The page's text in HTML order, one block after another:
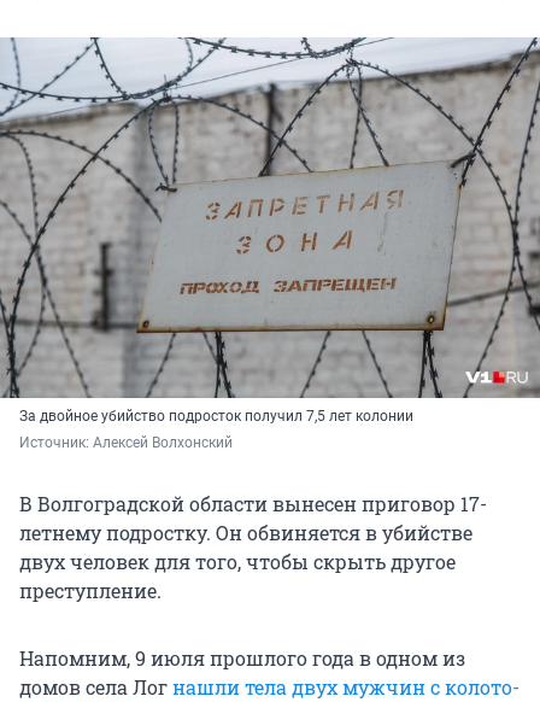
За двойное убийство подросток получил 7,5 лет колонии
Источник: Алексей Волхонский
В Волгоградской области вынесен приговор 17-
летнему подростку. Он обвиняется в убийстве
двух человек для того, чтобы скрыть другое
преступление.
Напомним, 9 июля прошлого года в одном из
домов села Логнашли тела двух мужчин с колото-